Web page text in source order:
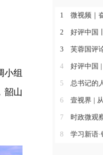
小组
韶山
1 微视频｜
2 好评中国丨借
3 芙蓉国评论丨
4 好评中国 | 以
5 总书记的人
6 壹视界 | 从
7 时政微观察丨
8 学习新语·